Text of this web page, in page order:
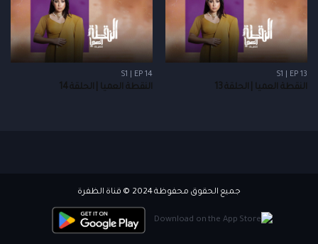
S1 | EP 13
النقطة العميا | الحلقة 13
S1 | EP 14
النقطة العميا | الحلقة 14
جميع الحقوق محفوظة 2024 © قناة الظفرة